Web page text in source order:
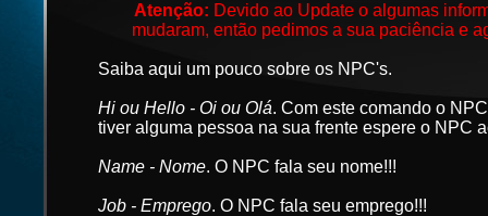
Atenção: Devido ao Update o algumas
mudaram, então pedimos a sua paciência e
Saiba aqui um pouco sobre os NPC's.
Hi ou Hello - Oi ou Olá. Com este comando o
tiver alguma pessoa na sua frente espere o NPC
Name - Nome. O NPC fala seu nome!!!
Job - Emprego. O NPC fala seu emprego!!!